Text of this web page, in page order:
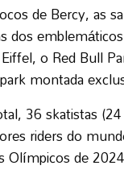
de Bercy, as
dos
o Red Bull
montada
36 skatistas
riders do
Olímpicos de